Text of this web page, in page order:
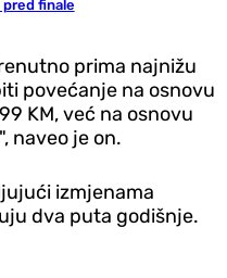
finale
prima najnižu
povećanje na osnovu
KM, već na osnovu
naveo je on.
izmjenama
dva puta godišnje.